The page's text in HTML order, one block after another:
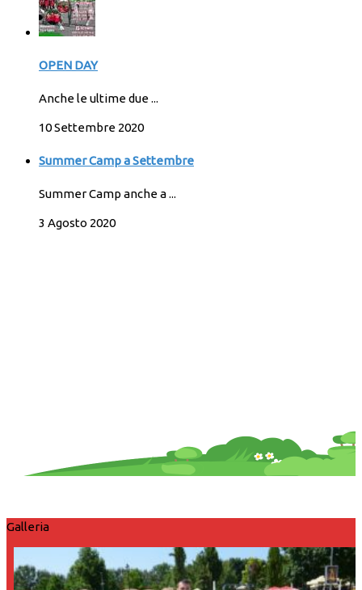
OPEN DAY
Anche le ultime due ...
10 Settembre 2020
Summer Camp a Settembre
Summer Camp anche a ...
3 Agosto 2020
Galleria